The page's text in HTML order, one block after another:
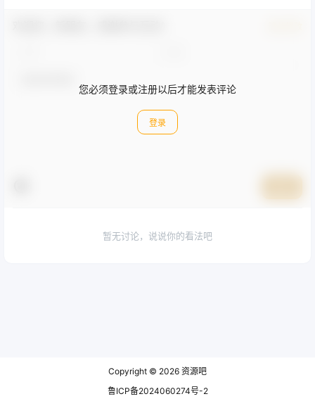
您必须登录或注册以后才能发表评论
登录
暂无讨论，说说你的看法吧
Copyright © 2026 资源吧
鲁ICP备2024060274号-2